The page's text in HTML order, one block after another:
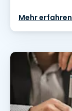
Mehr erfahren